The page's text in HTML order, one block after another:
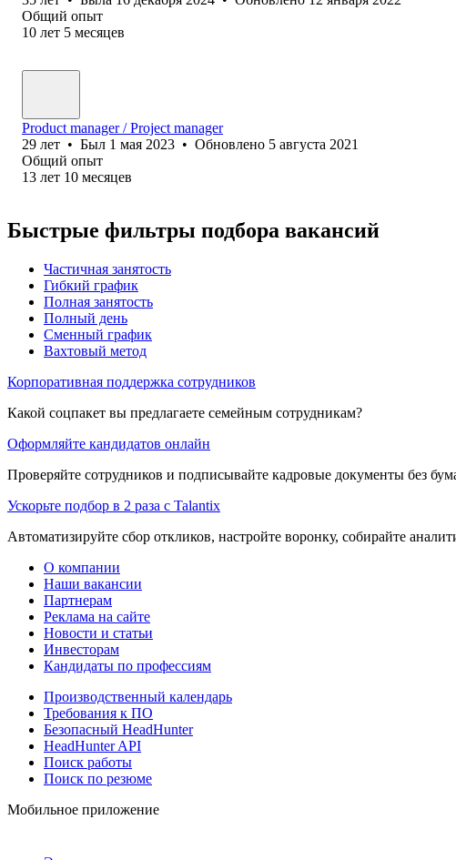
Общий опыт
10 лет 5 месяцев
Product manager / Project manager
29 лет • Был 1 мая 2023 • Обновлено 5 августа 2021
Общий опыт
13 лет 10 месяцев
Быстрые фильтры подбора вакансий
Частичная занятость
Гибкий график
Полная занятость
Полный день
Сменный график
Вахтовый метод
Корпоративная поддержка сотрудников
Какой соцпакет вы предлагаете семейным сотрудникам?
Оформляйте кандидатов онлайн
Проверяйте сотрудников и подписывайте кадровые документы без
Ускорьте подбор в 2 раза с Talantix
Автоматизируйте сбор откликов, настройте воронку, собирайте
О компании
Наши вакансии
Партнерам
Реклама на сайте
Новости и статьи
Инвесторам
Кандидаты по профессиям
Производственный календарь
Требования к ПО
Безопасный HeadHunter
HeadHunter API
Поиск работы
Поиск по резюме
Мобильное приложение